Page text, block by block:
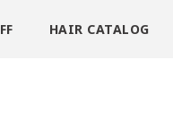
HAIR CATALOG